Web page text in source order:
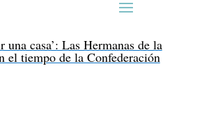
una casa’: Las Hermanas de la
el tiempo de la Confederación